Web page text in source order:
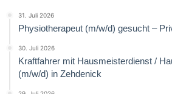
31. Juli 2026
Physiotherapeut (m/w/d) gesucht –
30. Juli 2026
Kraftfahrer mit Hausmeisterdienst /
(m/w/d) in Zehdenick